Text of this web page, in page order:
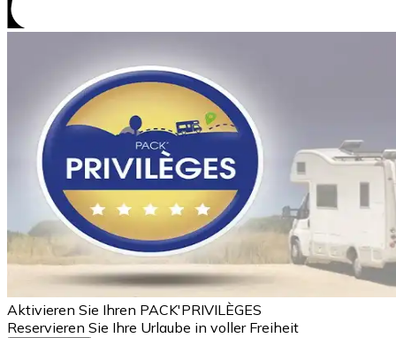
Aktivieren Sie Ihren PACK'PRIVILÈGES
Reservieren Sie Ihre Urlaube in voller Freiheit